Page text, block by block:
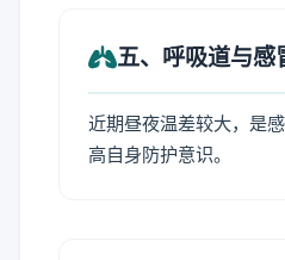
五、呼吸道与感
近期昼夜温差较大，是
高自身防护意识。